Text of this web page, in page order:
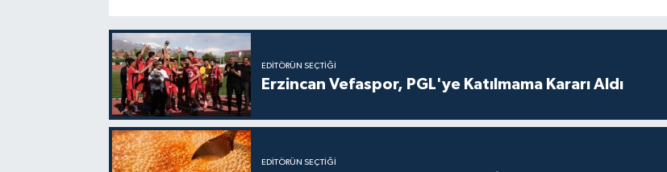
EDITÖRÜN SEÇTIĞI
Erzincan Vefaspor, PGL'ye Katılmama Kararı Aldı
EDITÖRÜN SEÇTIĞI